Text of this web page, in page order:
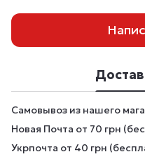
Самовывоз из нашего
Новая Почта от 70 грн
Укрпочта от 40 грн